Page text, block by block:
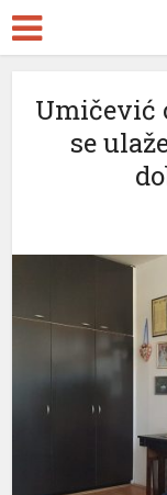
Umičević
se